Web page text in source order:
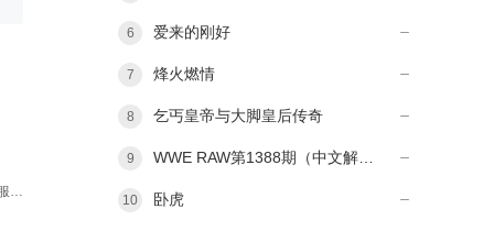
。
6 爱来的刚好
7 烽火燃情
8 乞丐皇帝与大脚皇后传奇
9
10 卧虎